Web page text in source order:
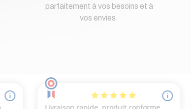
parfaitement à vos besoins et à
vos envies.